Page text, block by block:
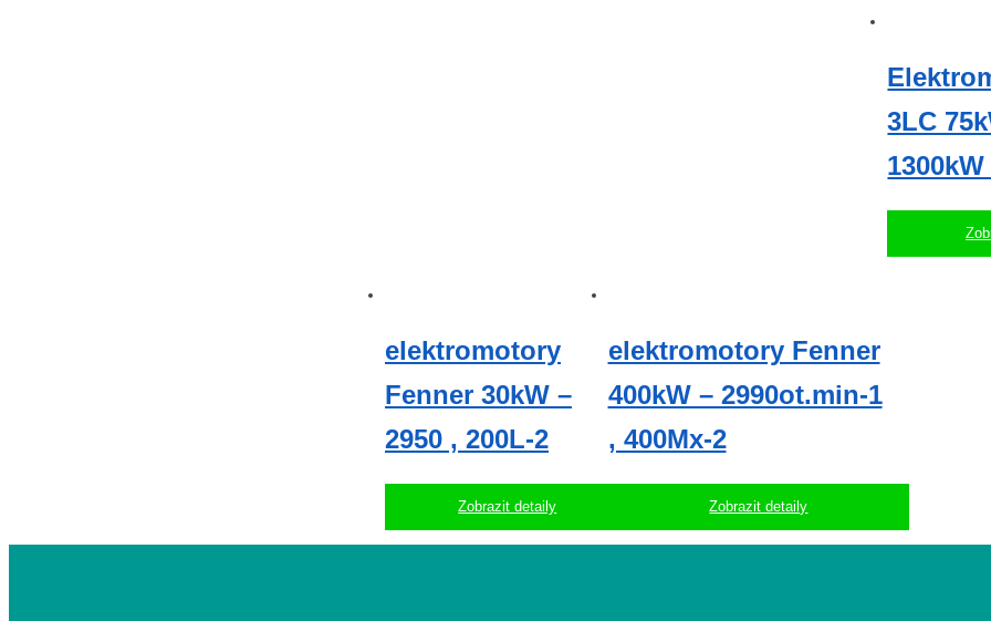
elektromotory
Fenner 30kW –
2950 , 200L-2
Zobrazit detaily
elektromotory Fenner
400kW – 2990ot.min-1
, 400Mx-2
Zobrazit detaily
3LC